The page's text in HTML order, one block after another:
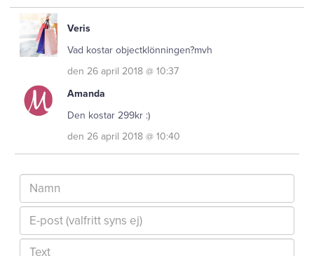
Veris
Vad kostar objectklönningen?mvh
den 26 april 2018 @ 10:37
Amanda
Den kostar 299kr :)
den 26 april 2018 @ 10:40